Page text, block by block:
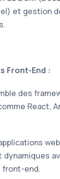
et gestion
Front-End :
des
React,
web
front-end.